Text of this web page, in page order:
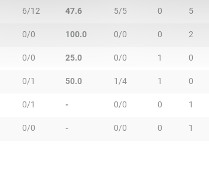
6/12 47.6 5/5 0 5
0/0 100.0 0/0 0 2
0/0 25.0 0/0 1 0
0/1 50.0 1/4 1 0
0/1 - 0/0 0 1
0/0 - 0/0 0 1